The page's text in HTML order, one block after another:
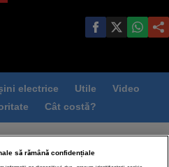
electrice Utile
Video
Cât costă?
de confidentialitate
editorială
să rămână confidențiale